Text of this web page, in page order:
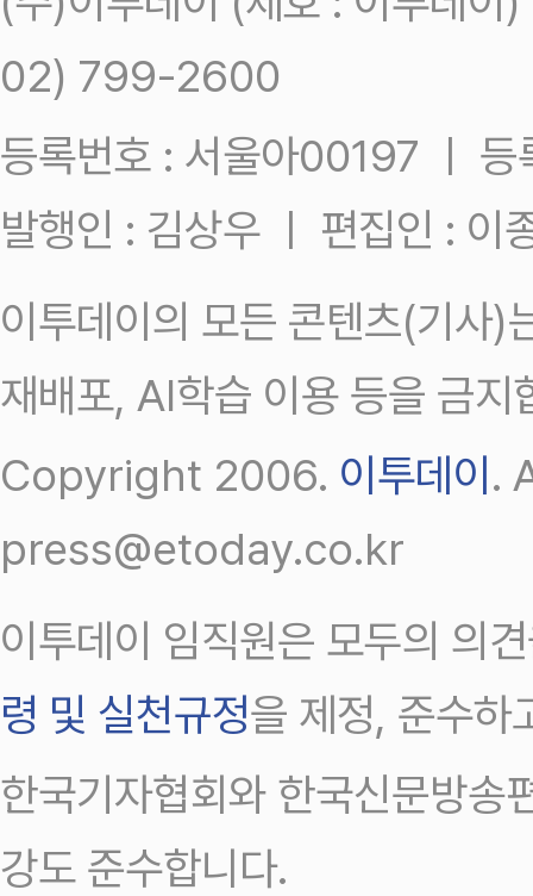
02) 799-2600
등록번호 : 서울아00197 ㅣ
발행인 : 김상우 ㅣ 편집인 : 이
이투데이의 모든 콘텐츠(기사)
재배포, AI학습 이용 등을 금지
Copyright 2006. 이투데이.
press@etoday.co.kr
이투데이 임직원은 모두의 의
령 및 실천규정을 제정, 준수하
한국기자협회와 한국신문방송
강도 준수합니다.